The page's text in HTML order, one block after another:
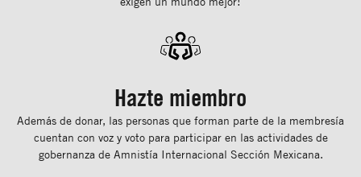
Hazte miembro
Además de donar, las personas que forman parte de la membresía
cuentan con voz y voto para participar en las actividades de
gobernanza de Amnistía Internacional Sección Mexicana.